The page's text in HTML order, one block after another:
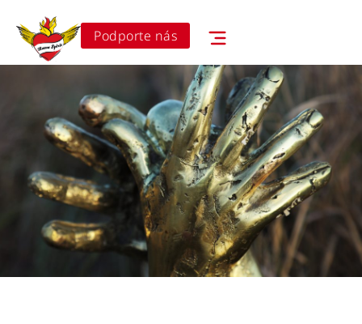
Podporte nás